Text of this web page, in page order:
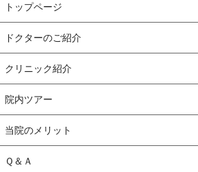
トップページ
ドクターのご紹介
クリニック紹介
院内ツアー
当院のメリット
Ｑ＆Ａ